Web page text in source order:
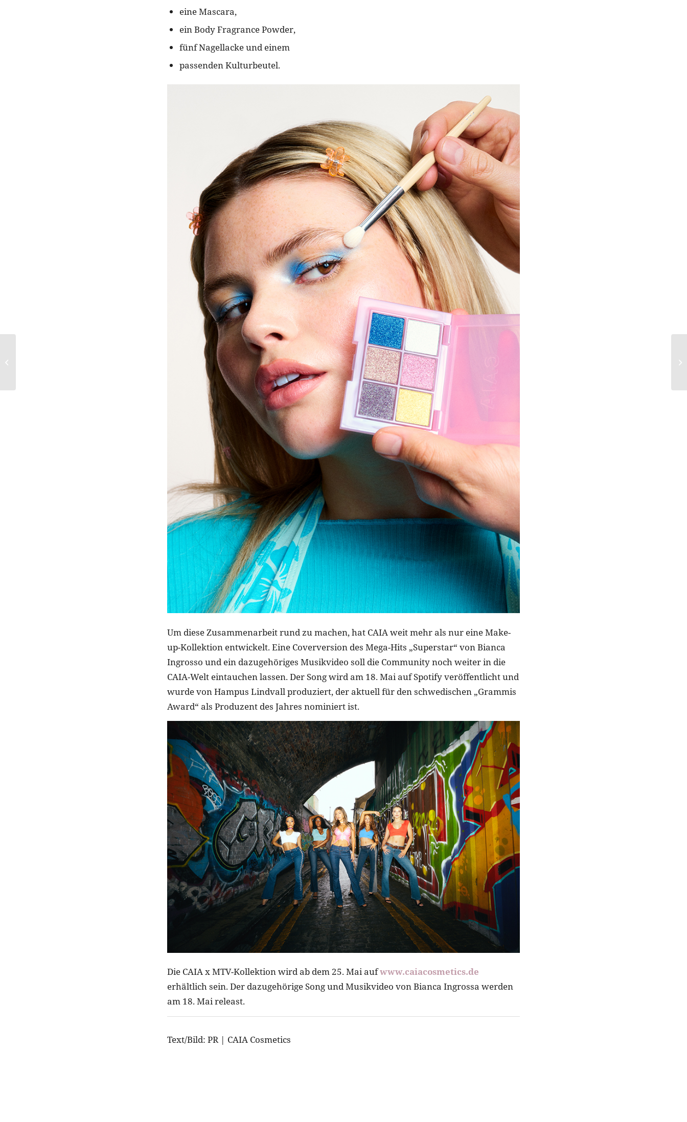
eine Mascara,
ein Body Fragrance Powder,
fünf Nagellacke und einem
passenden Kulturbeutel.
Um diese Zusammenarbeit rund zu machen, hat CAIA weit mehr als nur eine Make-
up-Kollektion entwickelt. Eine Coverversion des Mega-Hits „Superstar“ von Bianca
Ingrosso und ein dazugehöriges Musikvideo soll die Community noch weiter in die
CAIA-Welt eintauchen lassen. Der Song wird am 18. Mai auf Spotify veröffentlicht und
wurde von Hampus Lindvall produziert, der aktuell für den schwedischen „Grammis
Award“ als Produzent des Jahres nominiert ist.
Die CAIA x MTV-Kollektion wird ab dem 25. Mai aufwww.caiacosmetics.de
erhältlich sein. Der dazugehörige Song und Musikvideo von Bianca Ingrossa werden
am 18. Mai releast.
Text/Bild: PR | CAIA Cosmetics